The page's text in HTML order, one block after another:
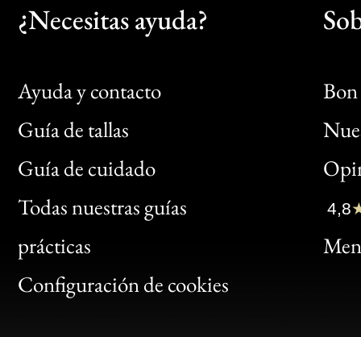
¿Necesitas ayuda?
Ayuda y contacto
Guía de tallas
Guía de cuidado
Todas nuestras guías
prácticas
Configuración de cookies
Bon
Clic
Bon
4,8